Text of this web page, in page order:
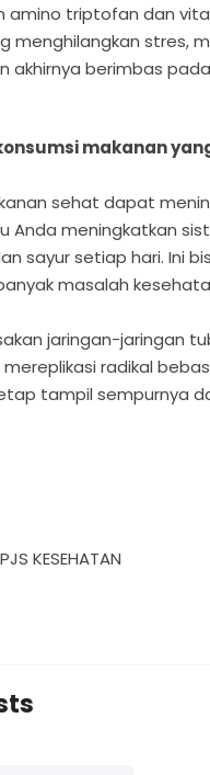
amino triptofan dan
menghilangkan stres,
akhirnya berimbas
makanan
sehat dapat
meningkatkan
sayur setiap hari. Ini
masalah
jaringan-jaringan
radikal
tampil sempurnya
KESEHATAN